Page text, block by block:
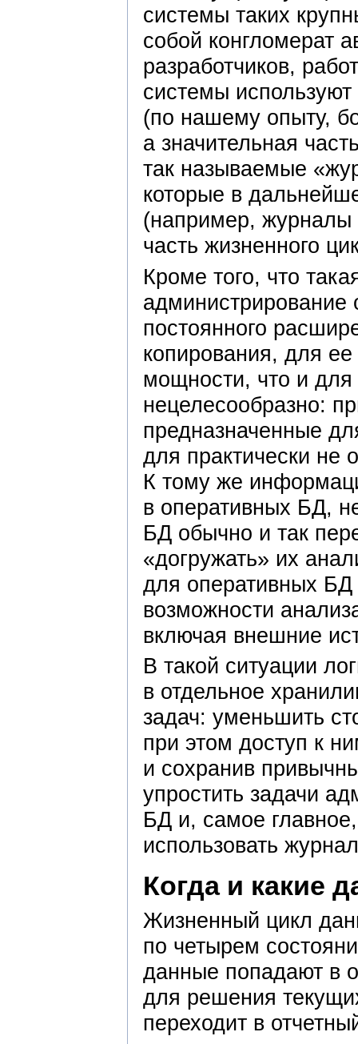
системы таких
собой конгломерат
разработчиков,
системы
(по нашему опыту,
а значительная
так называемые
которые в
(например, журналы
часть жизненного
Кроме того, что
администрирование
постоянного
копирования, для
мощности, что и для
нецелесообразно:
предназначенные
для практически не
К тому же
в оперативных БД,
БД обычно и так
«догружать» их
для оперативных БД
возможности
включая внешние
В такой ситуации
в отдельное
задач: уменьшить
при этом доступ к
и сохранив
упростить задачи
БД и, самое
использовать
Когда и какие
Жизненный цикл
по четырем
данные попадают в
для решения
переходит в